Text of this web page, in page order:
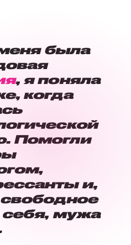
была
, я поняла
когда
Помогли
и,
мужа